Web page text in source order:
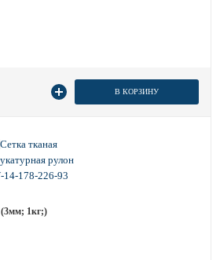
В КОРЗИНУ
1кг;)